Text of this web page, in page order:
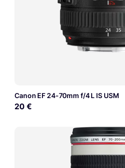
Canon EF 24-70mm f/4 L IS USM
20 €